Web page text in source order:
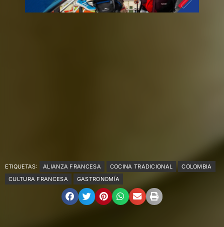
ETIQUETAS: ALIANZA FRANCESA COCINA TRADICIONAL
COLOMBIA
CULTURA FRANCESA
GASTRONOMÍA